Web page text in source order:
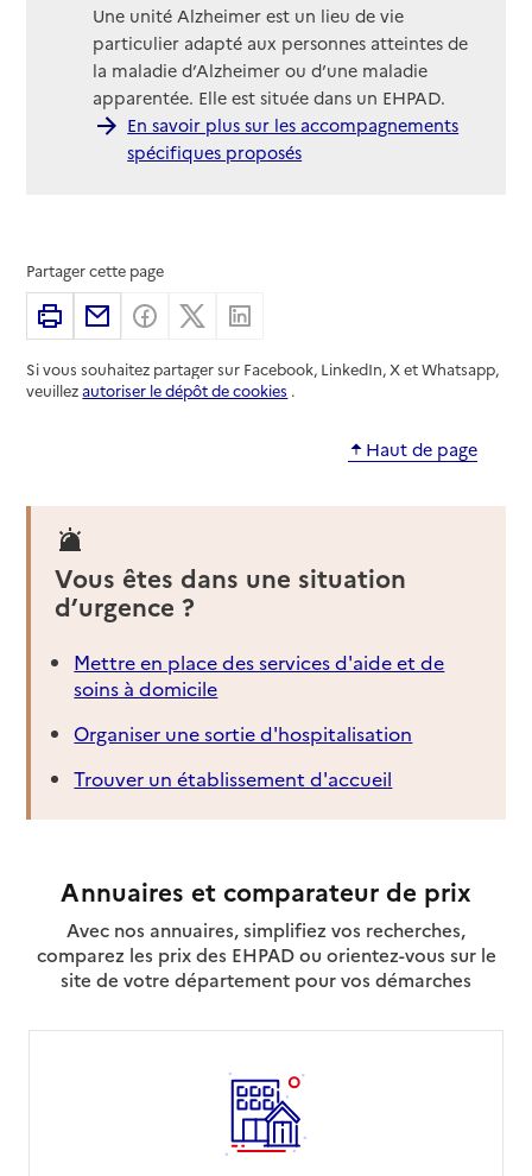
Une unité Alzheimer est un lieu de vie
particulier adapté aux personnes atteintes de
la maladie d’Alzheimer ou d’une maladie
apparentée. Elle est située dans un EHPAD.
En savoir plus sur les accompagnements
spécifiques proposés
Partager cette page
ImprimerPartager par email
Partager sur Facebook
Partager sur X
Si vous souhaitez partager sur Facebook, LinkedIn, X et Whatsapp,
veuillezautoriser le dépôt de cookies .
Haut de page
Vous êtes dans une situation
d’urgence ?
Mettre en place des services d'aide et de
soins à domicile
Organiser une sortie d'hospitalisation
Trouver un établissement d'accueil
Annuaires et comparateur de prix
Avec nos annuaires, simplifiez vos recherches,
comparez les prix des EHPAD ou orientez-vous sur le
site de votre département pour vos démarches